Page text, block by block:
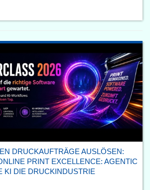
DRUCKAUFTRÄGE AUSLÖSEN:
PRINT EXCELLENCE: AGENTIC
KI DIE DRUCKINDUSTRIE